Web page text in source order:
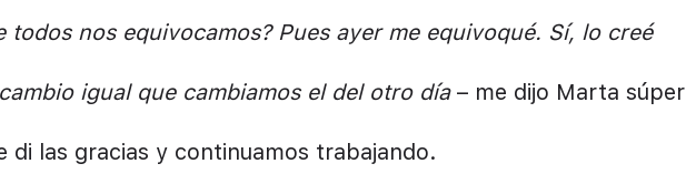
todos nos equivocamos? Pues ayer me equivoqué. Sí, lo creé
igual que cambiamos el del otro día– me dijo Marta súper
di las gracias y continuamos trabajando.